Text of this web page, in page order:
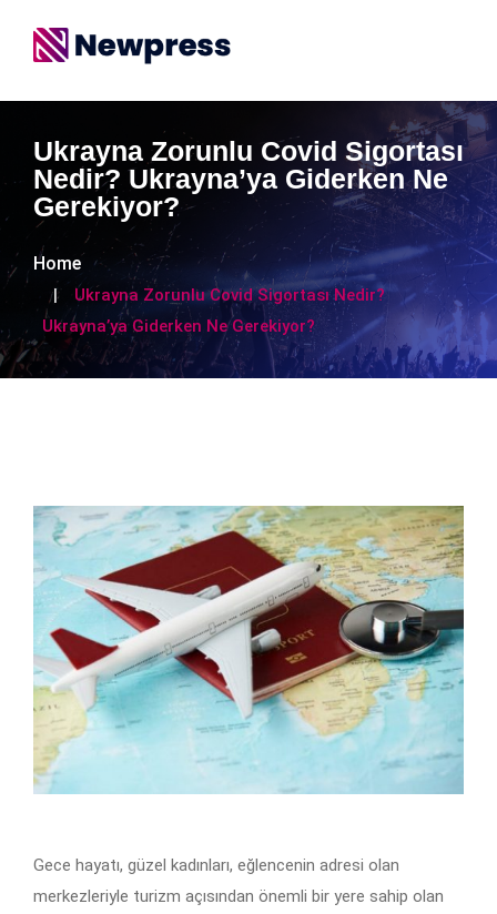
Ukrayna Zorunlu Covid Sigortası
Nedir? Ukrayna’ya Giderken Ne
Gerekiyor?
Home
Ukrayna Zorunlu Covid Sigortası Nedir?
Ukrayna’ya Giderken Ne Gerekiyor?
Gece hayatı, güzel kadınları, eğlencenin adresi olan
merkezleriyle turizm açısından önemli bir yere sahip olan